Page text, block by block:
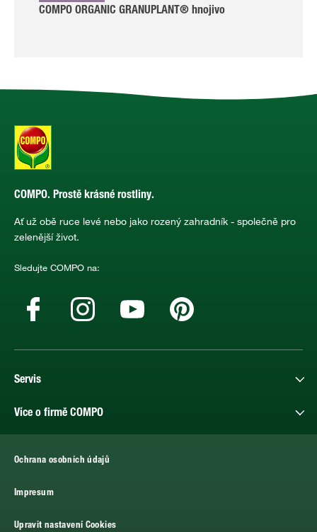
COMPO ORGANIC GRANUPLANT® hnojivo
COMPO. Prostě krásné rostliny.
Ať už obě ruce levé nebo jako rozený zahradník - společně pro
zelenější život.
Sledujte COMPO na:
Servis
Více o firmě COMPO
Ochrana osobních údajů
Impresum
Upravit nastavení Cookies